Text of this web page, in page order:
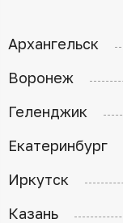
Архангельск
Воронеж
Геленджик
Екатеринбург
Иркутск
Казань